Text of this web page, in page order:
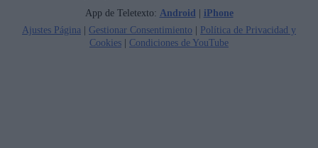
App de Teletexto: Android | iPhone
Ajustes Página | Gestionar Consentimiento | Política de Privacidad y
Cookies | Condiciones de YouTube